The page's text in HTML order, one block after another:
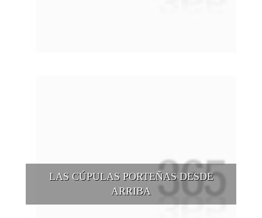
LAS CÚPULAS PORTEÑAS DESDE
ARRIBA